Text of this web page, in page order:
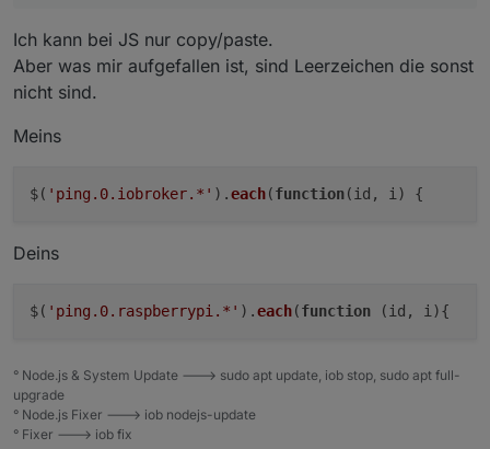
Ich kann bei JS nur copy/paste.
Aber was mir aufgefallen ist, sind Leerzeichen die sonst
nicht sind.
Meins
$( 'ping.0.iobroker.*' ).each(function(id, i) {
Deins
$( 'ping.0.raspberrypi.*' ).each(function (id, i){
° Node.js & System Update ---> sudo apt update, iob stop, sudo apt full-
upgrade
° Node.js Fixer ---> iob nodejs-update
° Fixer ---> iob fix